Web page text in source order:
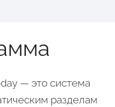
— это система
разделам